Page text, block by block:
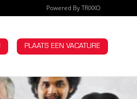
Powered By TRIXXO
PLAATS EEN VACATURE